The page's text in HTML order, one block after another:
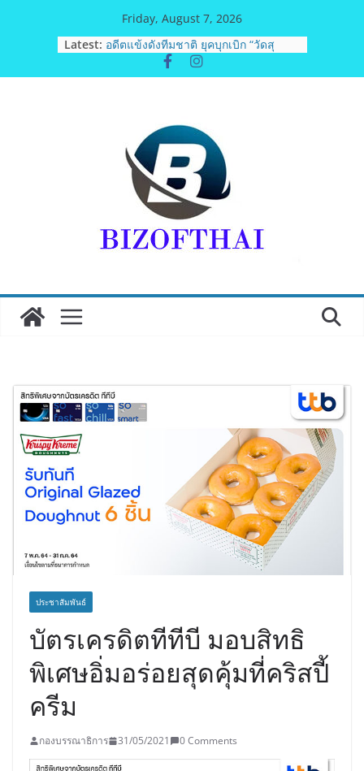
Friday, August 7, 2026
Latest: อดีตแข้งดังทีมชาติ ยุคบุกเบิก “วัดสุ
ทธิฯ”รวมพลงาน “สิงห์สะพานปลา” คืน
ถิ่น 8 ส.ค.นี้
8 เมืองทองธานีพบทัพธุรกิจ&แฟรนไชส์
ซัพพลายเออร์สินค้า เติมรายได้ช่วย
เศรษฐกิจไทย ลดใหญ่กว่า 250 บูธ คาด
เงินสะพัด 220 ลบ.
ฟุตซอลไทย เสมอ เวียดนาม 3-3 ลุ้นคว้า
แชมป์คอนติเนนทัล 2026 นัดสุดท้าย
มูลนิธิกองทุนนิยมไทย จับมือ กระทรวง
วัฒนธรรม แถลงเปิดตัวโครงการ
ประกวดอัตลักษณ์อาหารภูมิภาค “รสถิ่น
ประชาสัมพันธ์
บัตรเครดิตทีทีบี มอบสิทธิ
พิเศษอิ่มอร่อยสุดคุ้มที่คริสปี้
ครีม
กองบรรณาธิการ 31/05/2021 0 Comments